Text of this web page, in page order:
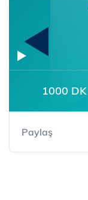
1000 DK
Paylaş